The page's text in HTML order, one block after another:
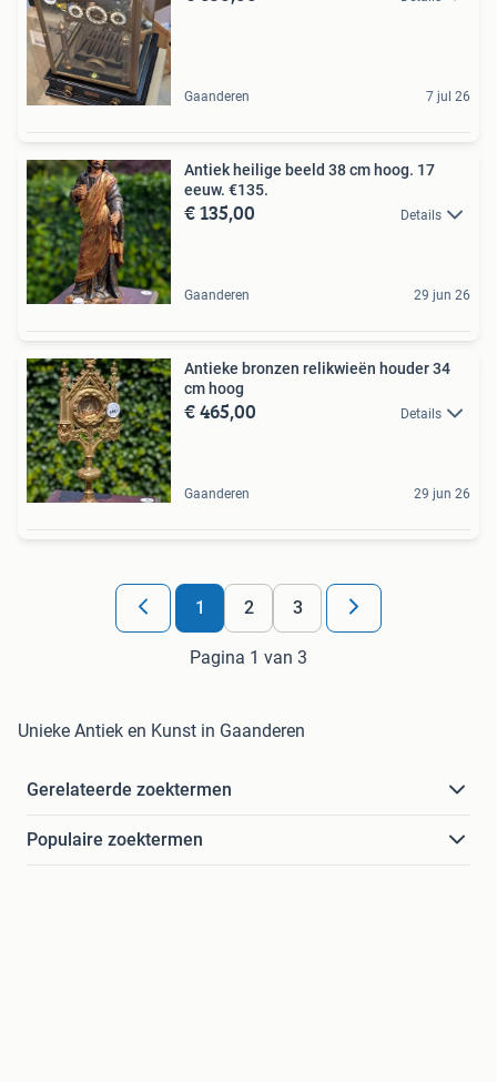
Gaanderen 7 jul 26
Antiek heilige beeld 38 cm hoog. 17
eeuw. €135.
€ 135,00 Details
Gaanderen 29 jun 26
Antieke bronzen relikwieën houder 34
cm hoog
€ 465,00 Details
Gaanderen 29 jun 26
1 2 3
Pagina 1 van 3
Unieke Antiek en Kunst in Gaanderen
Gerelateerde zoektermen
Populaire zoektermen